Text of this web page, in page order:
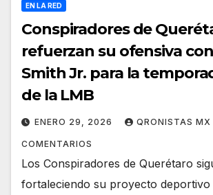
EN LA RED
Conspiradores de
refuerzan su ofensiva
Smith Jr. para la
de la LMB
ENERO 29, 2026 QRONISTAS MX
COMENTARIOS
Los Conspiradores de Querétaro
fortaleciendo su proyecto